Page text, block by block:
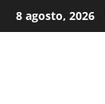
Skip
to
8 agosto, 2026